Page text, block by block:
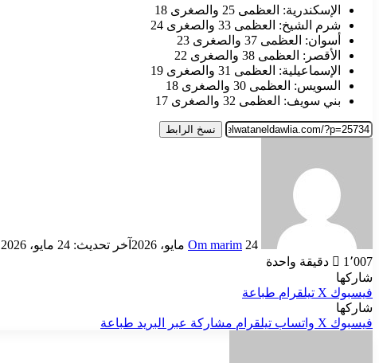
الإسكندرية: العظمى 25 والصغرى 18
شرم الشيخ: العظمى 33 والصغرى 24
أسوان: العظمى 37 والصغرى 23
الأقصر: العظمى 38 والصغرى 22
الإسماعيلية: العظمى 31 والصغرى 19
السويس: العظمى 30 والصغرى 18
بني سويف: العظمى 32 والصغرى 17
نسخ الرابط
Om marim 24 مايو، 2026
آخر تحديث: 24 مايو، 2026
1٬007
دقيقة واحدة
شاركها
فيسبوك ‫X تيلقرام طباعة
شاركها
فيسبوك ‫X واتساب تيلقرام مشاركة عبر البريد طباعة